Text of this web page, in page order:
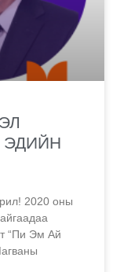
ЭДИЙН
2020 оны
“Пи Эм Ай